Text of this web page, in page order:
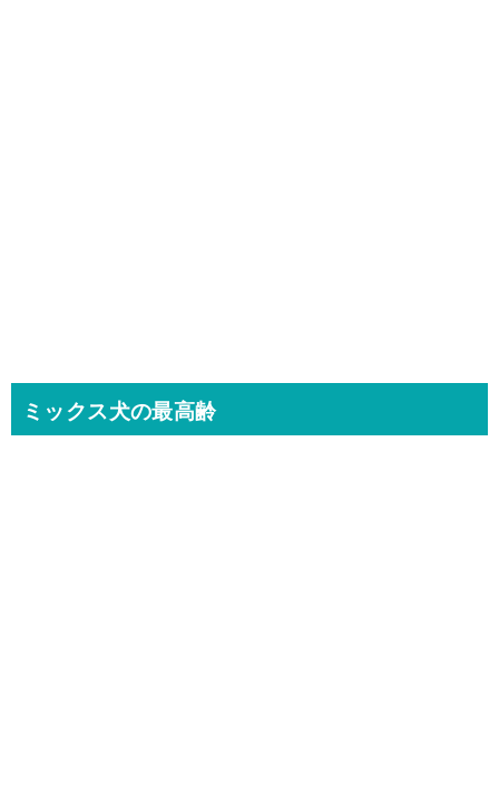
ミックス犬の最高齢